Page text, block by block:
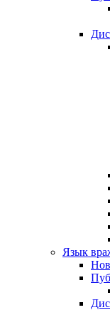
Язык